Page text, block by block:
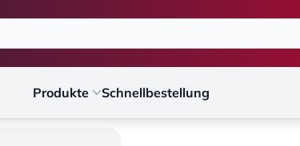
Produkte Schnellbestellung